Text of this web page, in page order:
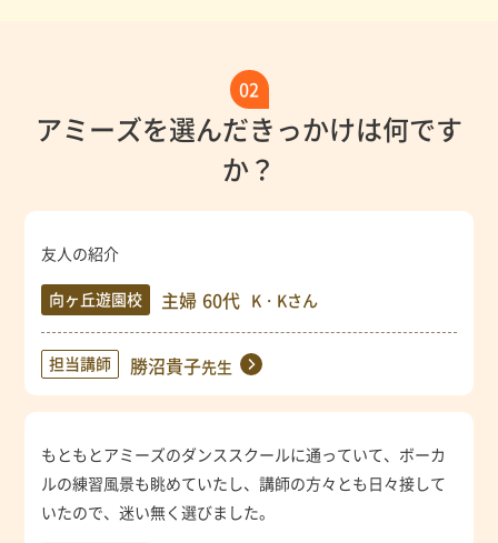
02
アミーズを選んだきっかけは何です
か？
友人の紹介
向ヶ丘遊園校 主婦 60代 K・Kさん
担当講師 勝沼貴子先生
もともとアミーズのダンススクールに通っていて、ボーカ
ルの練習風景も眺めていたし、講師の方々とも日々接して
いたので、迷い無く選びました。